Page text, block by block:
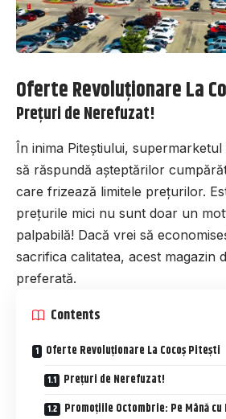
Oferte Revoluționare La
Prețuri de Nerefuzat!
În inima Piteștiului,
să răspundă așteptărilor
care frizează limitele prețurilor.
prețurile mici nu sunt doar un
palpabilă! Dacă vrei să
sacrifica calitatea, acest magazin
preferată.
Contents
Oferte Revoluționare La Cocoș Pitești
Prețuri de Nerefuzat!
Promoțiile Octombrie: Pe Mână cu